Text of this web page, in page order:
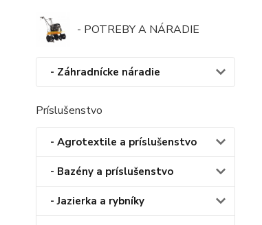
- POTREBY A NÁRADIE
- Záhradnícke náradie
Príslušenstvo
- Agrotextile a príslušenstvo
- Bazény a príslušenstvo
- Jazierka a rybníky